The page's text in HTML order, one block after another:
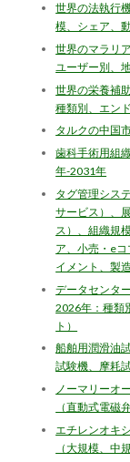
世界の法執行
模、シェア、
世界のマラリ
ユーザー別、
世界の栄養補
種類別、エン
タルクの中国
歯科手術用組
年-2031年
タグ管理シス
サービス）、
ス）、組織規
ア、小売・e
イメント、製
データセンタ
2026年：種類
ト）
船舶用潤滑油
試験機、摩耗
ノーマリーオ
（直動式電磁
エチレンオキ
（大規模、中